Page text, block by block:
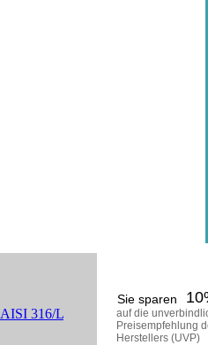
Sie sparen
auf die
Preisempfehlung
Herstellers (UVP)
AISI 316/L